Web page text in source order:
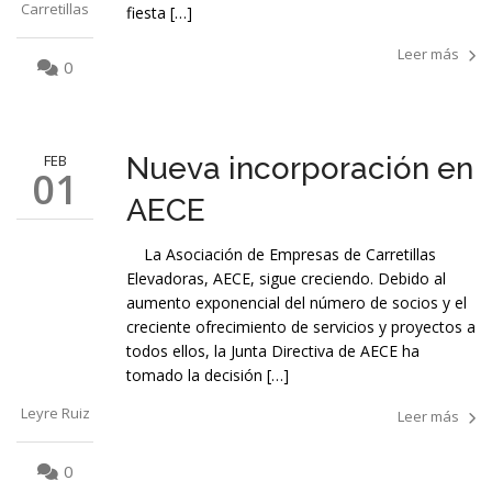
Carretillas
0
fiesta […]
Leer más
FEB
01
Leyre Ruiz
0
Nueva incorporación en
AECE
La Asociación de Empresas de Carretillas
Elevadoras, AECE, sigue creciendo. Debido al
aumento exponencial del número de socios y el
creciente ofrecimiento de servicios y proyectos a
todos ellos, la Junta Directiva de AECE ha
tomado la decisión […]
Leer más